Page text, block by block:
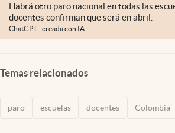
Habrá otro paro nacional en todas las
docentes confirman que será en abril.
ChatGPT - creada con IA
Temas relacionados
paro escuelas docentes Colombia